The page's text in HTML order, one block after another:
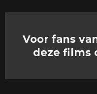
Voor fans
deze films